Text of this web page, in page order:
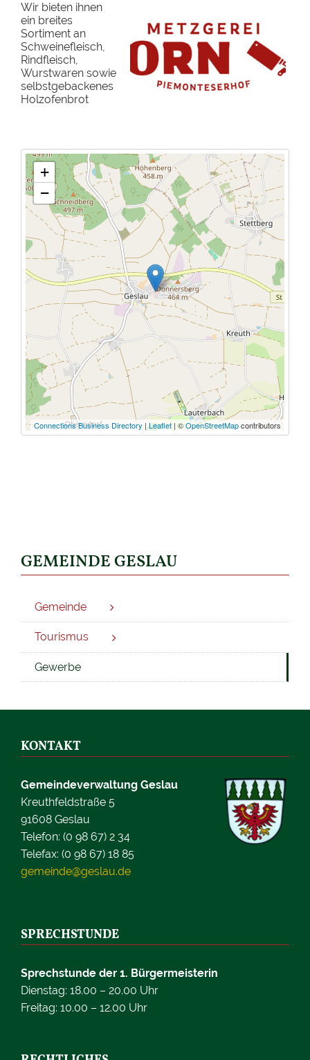
Wir bieten ihnen
ein breites
Sortiment an
Schweinefleisch,
Rindfleisch,
Wurstwaren sowie
selbstgebackenes
Holzofenbrot
+
−
Connections Business Directory | Leaflet | ©OpenStreetMapcontributors
GEMEINDE GESLAU
Gemeinde
Tourismus
Gewerbe
KONTAKT
Gemeindeverwaltung Geslau
Kreuthfeldstraße 5
91608 Geslau
Telefon: (0 98 67) 2 34
Telefax: (0 98 67) 18 85
gemeinde@geslau.de
SPRECHSTUNDE
Sprechstunde der 1. Bürgermeisterin
Dienstag: 18.00 – 20.00 Uhr
Freitag: 10.00 – 12.00 Uhr